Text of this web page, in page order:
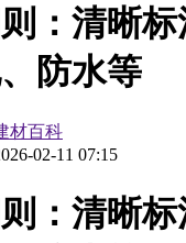
：清晰
防水等
材百科
02-11 07:15
：清晰